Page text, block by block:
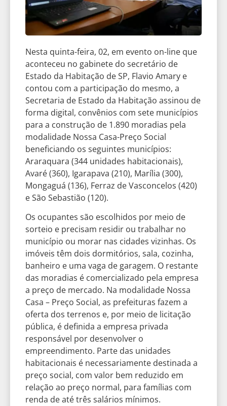
Nesta quinta-feira, 02, em evento on-line que
aconteceu no gabinete do secretário de
Estado da Habitação de SP, Flavio Amary e
contou com a participação do mesmo, a
Secretaria de Estado da Habitação assinou de
forma digital, convênios com sete municípios
para a construção de 1.890 moradias pela
modalidade Nossa Casa-Preço Social
beneficiando os seguintes municípios:
Araraquara (344 unidades habitacionais),
Avaré (360), Igarapava (210), Marília (300),
Mongaguá (136), Ferraz de Vasconcelos (420)
e São Sebastião (120).
Os ocupantes são escolhidos por meio de
sorteio e precisam residir ou trabalhar no
município ou morar nas cidades vizinhas. Os
imóveis têm dois dormitórios, sala, cozinha,
banheiro e uma vaga de garagem. O restante
das moradias é comercializado pela empresa
a preço de mercado. Na modalidade Nossa
Casa – Preço Social, as prefeituras fazem a
oferta dos terrenos e, por meio de licitação
pública, é definida a empresa privada
responsável por desenvolver o
empreendimento. Parte das unidades
habitacionais é necessariamente destinada a
preço social, com valor bem reduzido em
relação ao preço normal, para famílias com
renda de até três salários mínimos.